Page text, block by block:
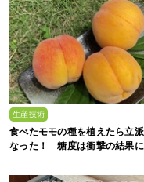
生産技術
食べたモモの種を植えたら立
なった！ 糖度は衝撃の結果